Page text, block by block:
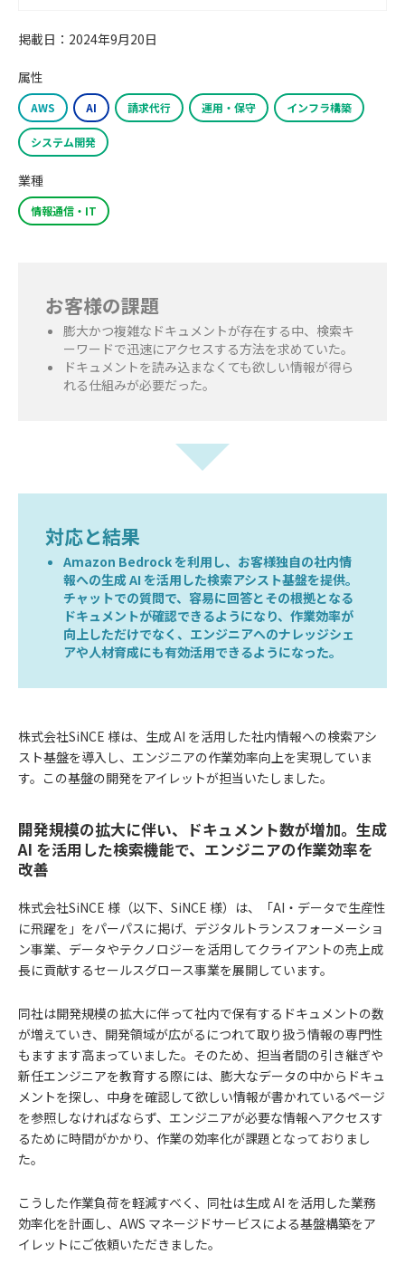
掲載日：2024年9月20日
属性
AWS AI 請求代行 運用・保守 インフラ構築
システム開発
業種
情報通信・IT
お客様の課題
膨大かつ複雑なドキュメントが存在する中、検索キ
ーワードで迅速にアクセスする方法を求めていた。
ドキュメントを読み込まなくても欲しい情報が得ら
れる仕組みが必要だった。
対応と結果
Amazon Bedrock を利用し、お客様独自の社内情
報への生成 AI を活用した検索アシスト基盤を提供。
チャットでの質問で、容易に回答とその根拠となる
ドキュメントが確認できるようになり、作業効率が
向上しただけでなく、エンジニアへのナレッジシェ
アや人材育成にも有効活用できるようになった。
株式会社SiNCE 様は、生成 AI を活用した社内情報への検索アシ
スト基盤を導入し、エンジニアの作業効率向上を実現していま
す。この基盤の開発をアイレットが担当いたしました。
開発規模の拡大に伴い、ドキュメント数が増加。生成
AI を活用した検索機能で、エンジニアの作業効率を
改善
株式会社SiNCE 様（以下、SiNCE 様）は、「AI・データで生産性
に飛躍を」をパーパスに掲げ、デジタルトランスフォーメーショ
ン事業、データやテクノロジーを活用してクライアントの売上成
長に貢献するセールスグロース事業を展開しています。
同社は開発規模の拡大に伴って社内で保有するドキュメントの数
が増えていき、開発領域が広がるにつれて取り扱う情報の専門性
もますます高まっていました。そのため、担当者間の引き継ぎや
新任エンジニアを教育する際には、膨大なデータの中からドキュ
メントを探し、中身を確認して欲しい情報が書かれているページ
を参照しなければならず、エンジニアが必要な情報へアクセスす
るために時間がかかり、作業の効率化が課題となっておりまし
た。
こうした作業負荷を軽減すべく、同社は生成 AI を活用した業務
効率化を計画し、AWS マネージドサービスによる基盤構築をア
イレットにご依頼いただきました。